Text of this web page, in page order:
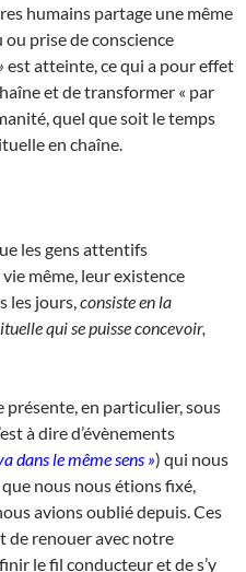
humains partage une même
prise de conscience
est atteinte, ce qui a pour effet
et de transformer « par
quel que soit le temps
en chaîne.
les gens attentifs
même, leur existence
les jours, consiste en la
qui se puisse concevoir,
en particulier, sous
à dire d’évènements
dans le même sens ») qui nous
nous nous étions fixé,
avions oublié depuis. Ces
de renouer avec notre
le fil conducteur et de s’y